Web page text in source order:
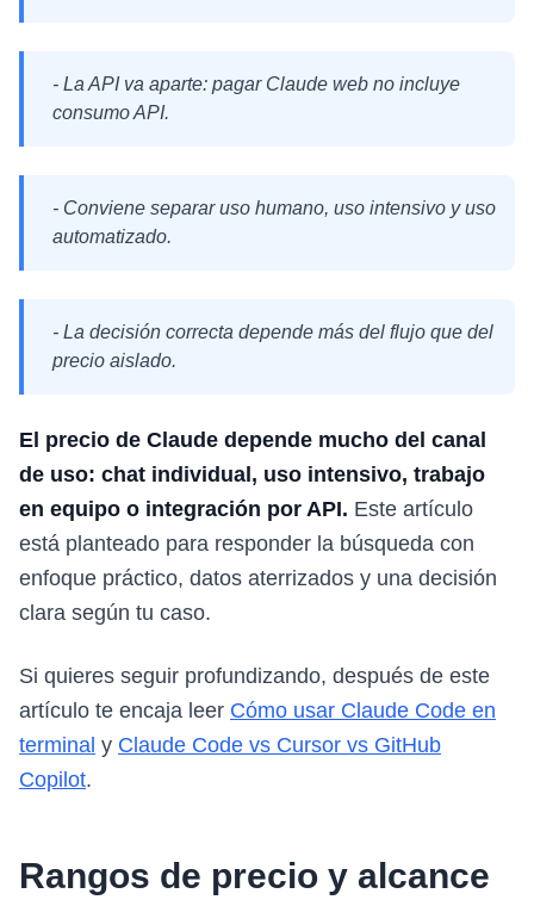
- La API va aparte: pagar Claude web no incluye
consumo API.
- Conviene separar uso humano, uso intensivo y uso
automatizado.
- La decisión correcta depende más del flujo que del
precio aislado.
El precio de Claude depende mucho del canal
de uso: chat individual, uso intensivo, trabajo
en equipo o integración por API. Este artículo
está planteado para responder la búsqueda con
enfoque práctico, datos aterrizados y una decisión
clara según tu caso.
Si quieres seguir profundizando, después de este
artículo te encaja leer Cómo usar Claude Code en
terminal y Claude Code vs Cursor vs GitHub
Copilot.
Rangos de precio y alcance